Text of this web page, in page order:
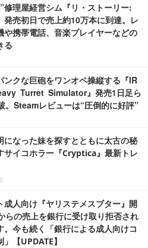
修理屋経営シム『リ・ストーリー:
発売初日で売上約10万本に到達。レ
や携帯電話、音楽プレイヤーなどの
る
ンクな巨砲をワンオペ操縦する『IR
Turret Simulator』発売1日足ら
。Steamレビューは“圧倒的に好評”
になった妹を探すとともに太古の秘
サイコホラー『Cryptica』最新トレ
成人向け『ヤリステメスブター』開
らの売上を銀行に受け取り拒否され
。今も続く「銀行による成人向けコ
【UPDATE】